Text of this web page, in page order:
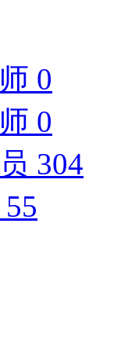
0
0
304
55